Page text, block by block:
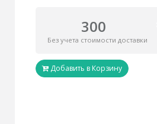
300
Без учета стоимости доставки
Добавить в Корзину